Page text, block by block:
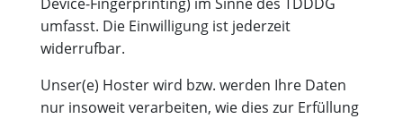
umfasst. Die Einwilligung ist jederzeit
widerrufbar.
Unser(e) Hoster wird bzw. werden Ihre Daten
nur insoweit verarbeiten, wie dies zur Erfüllung